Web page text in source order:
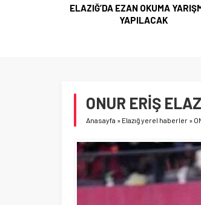
ELAZIĞ’DA EZAN OKUMA
YAPILACAK
ONUR ERİŞ
Anasayfa » Elazığ yerel haberler »